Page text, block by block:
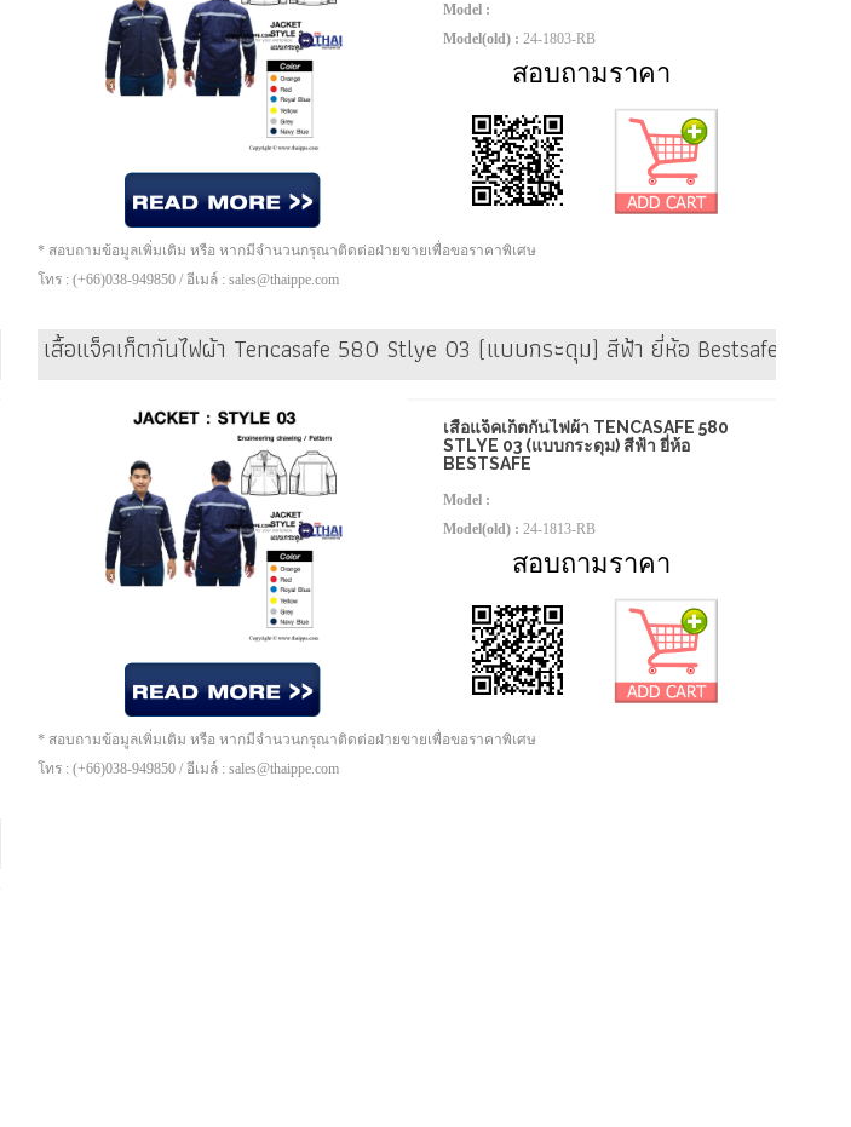
Model :
Model(old) : 24-1803-RB
สอบถามราคา
* สอบถามข้อมูลเพิ่มเติม หรือ หากมีจำนวนกรุณาติดต่อฝ่ายขายเพื่อขอราคาพิเศษ
โทร : (+66)038-949850 / อีเมล์ : sales@thaippe.com
ห้อ Bestsafe สี : ฟ้า
เสื้อแจ็คเก็ตกันไฟผ้า Tencasafe 580 Stlye 03 (แบบกระดุม) สีฟ้า ยี่ห้อ Bestsafe
เสื้อแจ็คเก็ตกันไฟผ้า TENCASAFE 580
STLYE 03 (แบบกระดุม) สีฟ้า ยี่ห้อ
BESTSAFE
Model :
Model(old) : 24-1813-RB
สอบถามราคา
* สอบถามข้อมูลเพิ่มเติม หรือ หากมีจำนวนกรุณาติดต่อฝ่ายขายเพื่อขอราคาพิเศษ
โทร : (+66)038-949850 / อีเมล์ : sales@thaippe.com